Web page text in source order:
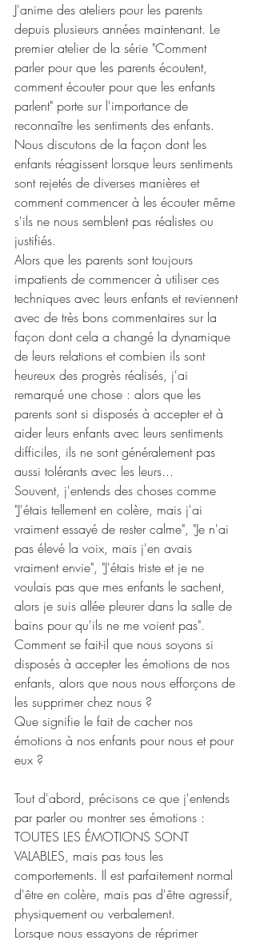
J'anime des ateliers pour les parents
depuis plusieurs années maintenant. Le
premier atelier de la série "Comment
parler pour que les parents écoutent,
comment écouter pour que les enfants
parlent" porte sur l'importance de
reconnaître les sentiments des enfants.
Nous discutons de la façon dont les
enfants réagissent lorsque leurs sentiments
sont rejetés de diverses manières et
comment commencer à les écouter même
s'ils ne nous semblent pas réalistes ou
justifiés.
Alors que les parents sont toujours
impatients de commencer à utiliser ces
techniques avec leurs enfants et reviennent
avec de très bons commentaires sur la
façon dont cela a changé la dynamique
de leurs relations et combien ils sont
heureux des progrès réalisés, j'ai
remarqué une chose : alors que les
parents sont si disposés à accepter et à
aider leurs enfants avec leurs sentiments
difficiles, ils ne sont généralement pas
aussi tolérants avec les leurs...
Souvent, j'entends des choses comme
"J'étais tellement en colère, mais j'ai
vraiment essayé de rester calme", "Je n'ai
pas élevé la voix, mais j'en avais
vraiment envie", "J'étais triste et je ne
voulais pas que mes enfants le sachent,
alors je suis allée pleurer dans la salle de
bains pour qu'ils ne me voient pas".
Comment se fait-il que nous soyons si
disposés à accepter les émotions de nos
enfants, alors que nous nous efforçons de
les supprimer chez nous ?
Que signifie le fait de cacher nos
émotions à nos enfants pour nous et pour
eux ?
Tout d'abord, précisons ce que j'entends
par parler ou montrer ses émotions :
TOUTES LES ÉMOTIONS SONT
VALABLES, mais pas tous les
comportements. Il est parfaitement normal
d'être en colère, mais pas d'être agressif,
physiquement ou verbalement.
Lorsque nous essayons de réprimer